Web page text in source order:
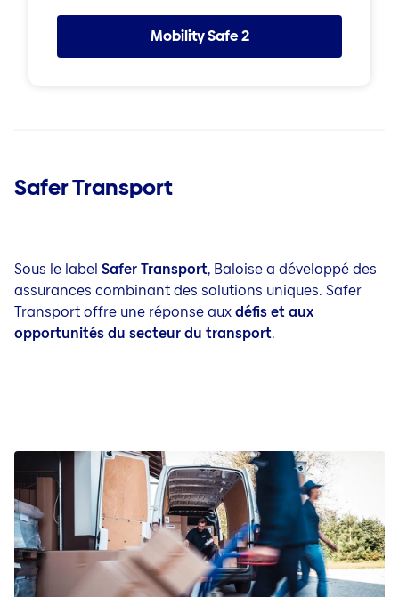
Mobility Safe 2
Safer Transport
Sous le label Safer Transport, Baloise a développé des
assurances combinant des solutions uniques. Safer
Transport offre une réponse auxdéfis et aux
opportunités du secteur du transport.